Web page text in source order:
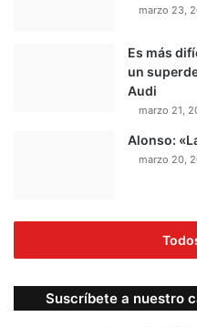
marzo 23,
Es más
un
Audi
marzo 21,
Alonso:
marzo 20,
Suscríbete a nuestro